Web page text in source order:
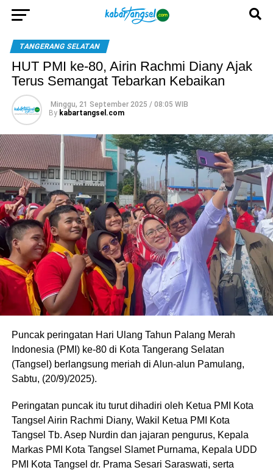
TANGERANG SELATAN
HUT PMI ke-80, Airin Rachmi Diany Ajak
Terus Semangat Tebarkan Kebaikan
Minggu, 21 September 2025 / 08:05 WIB
By kabartangsel.com
Puncak peringatan Hari Ulang Tahun Palang Merah
Indonesia (PMI) ke-80 di Kota Tangerang Selatan
(Tangsel) berlangsung meriah di Alun-alun Pamulang,
Sabtu, (20/9)/2025).
Peringatan puncak itu turut dihadiri oleh Ketua PMI Kota
Tangsel Airin Rachmi Diany, Wakil Ketua PMI Kota
Tangsel Tb. Asep Nurdin dan jajaran pengurus, Kepala
Markas PMI Kota Tangsel Slamet Purnama, Kepala UDD
PMI Kota Tangsel dr. Prama Sesari Saraswati, serta